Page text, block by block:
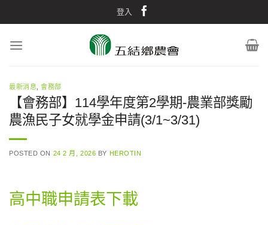
to
登入
最新消息 ,會務部
【會務部】114學年度第2學期-農業部獎勵
農漁民子女就學金申請(3/1~3/31)
POSTED ON 24 2 月, 2026 BY HEROTIN
高中職申請表下載